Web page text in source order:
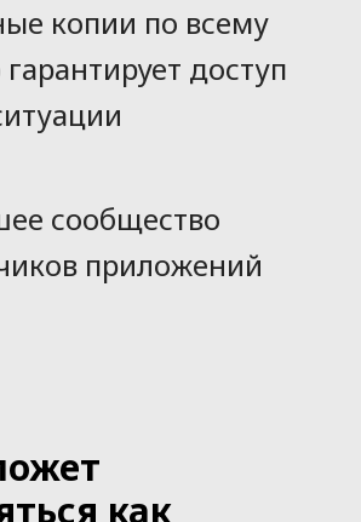
копии по всему
доступ
сообщество
приложений
как